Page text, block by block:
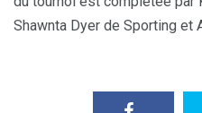
Shawnta Dyer de Sporting et